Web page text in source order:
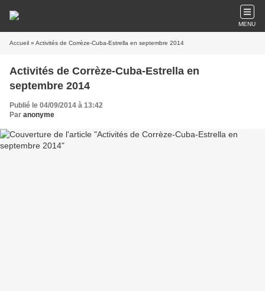
MENU
Accueil » Activités de Corrèze-Cuba-Estrella en septembre 2014
Activités de Corrèze-Cuba-Estrella en
septembre 2014
Publié le 04/09/2014 à 13:42
Par anonyme